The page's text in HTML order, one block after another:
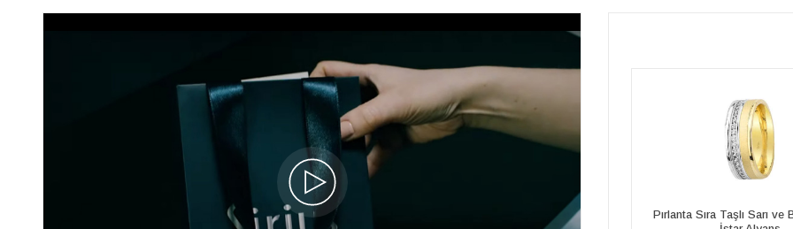
Sarı ve Beyaz Altın İştar Alyans
Pırlanta Sıra Taşlı Sarı ve Beyaz Altın
Sarı ve Beyaz Altın